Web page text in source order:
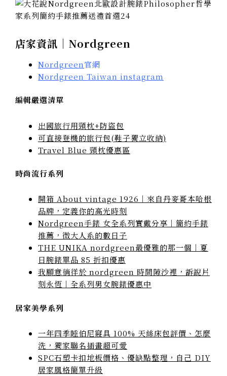
店家資訊｜Nordgreen
Nordgreen官網
Nordgreen Taiwan instagram
編輯嚴選清單
出國旅行用頸枕+防盜包
可直接登機的旅行包(鞋子獨立收納)
Travel Blue 頸枕優惠區
時尚流行系列
開箱 About vintage 1926｜來自丹麥哥本哈根
品牌，定義你的高光時刻
Nordgreen手錶 女全系列實戴分享｜簡約手錶
推薦，微大人系的數日子
THE UNIKA nordgreen最優雅的那一個｜夏
日腕錶單品 85 折扣優惠
我願意徜徉於 nordgreen 時間隙沙裡，訴說片
刻永恆｜全系列男女腕錶優惠中
居家美學系列
一年四季睡伯尼寢具 100% 天絲床包評價、怎麼
洗，獨家聯名插畫超可愛
SPC石塑卡扣地板價格、優缺點整理，自己 DIY
居家風格簡單升級